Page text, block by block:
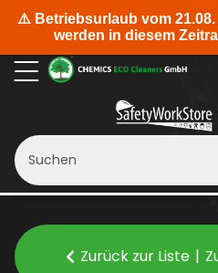
Zurück zur Liste